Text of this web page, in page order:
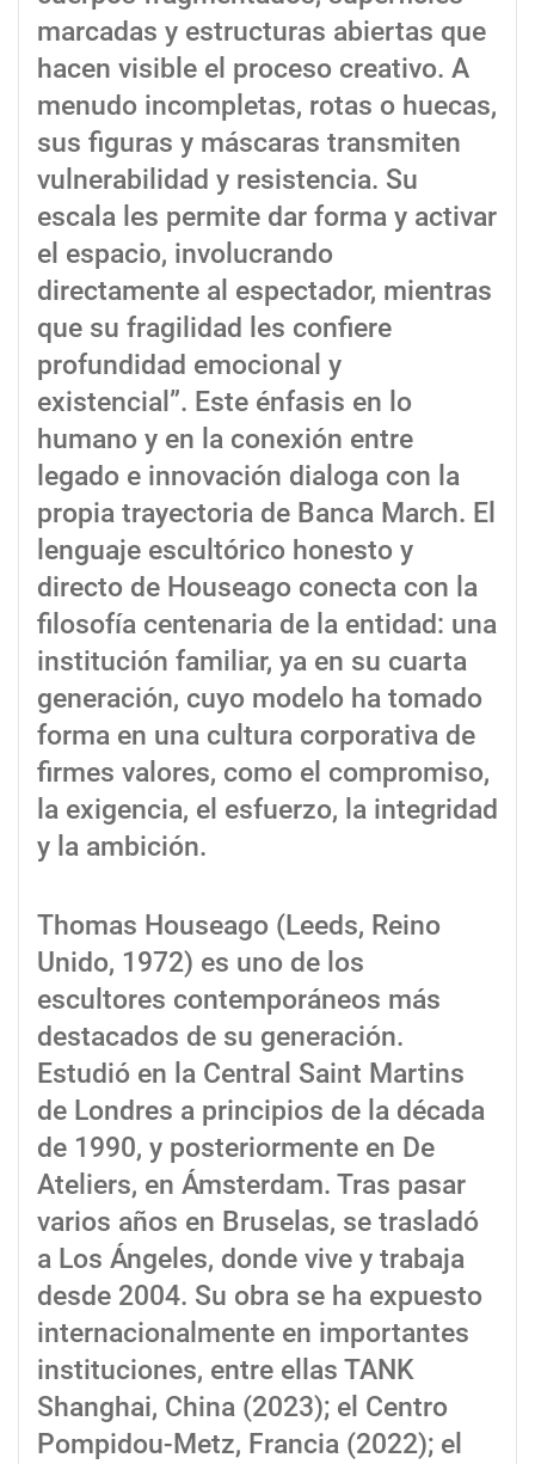
marcadas y estructuras abiertas que
hacen visible el proceso creativo. A
menudo incompletas, rotas o huecas,
sus figuras y máscaras transmiten
vulnerabilidad y resistencia. Su
escala les permite dar forma y activar
el espacio, involucrando
directamente al espectador, mientras
que su fragilidad les confiere
profundidad emocional y
existencial”. Este énfasis en lo
humano y en la conexión entre
legado e innovación dialoga con la
propia trayectoria de Banca March. El
lenguaje escultórico honesto y
directo de Houseago conecta con la
filosofía centenaria de la entidad: una
institución familiar, ya en su cuarta
generación, cuyo modelo ha tomado
forma en una cultura corporativa de
firmes valores, como el compromiso,
la exigencia, el esfuerzo, la integridad
y la ambición.
Thomas Houseago (Leeds, Reino
Unido, 1972) es uno de los
escultores contemporáneos más
destacados de su generación.
Estudió en la Central Saint Martins
de Londres a principios de la década
de 1990, y posteriormente en De
Ateliers, en Ámsterdam. Tras pasar
varios años en Bruselas, se trasladó
a Los Ángeles, donde vive y trabaja
desde 2004. Su obra se ha expuesto
internacionalmente en importantes
instituciones, entre ellas TANK
Shanghai, China (2023); el Centro
Pompidou-Metz, Francia (2022); el